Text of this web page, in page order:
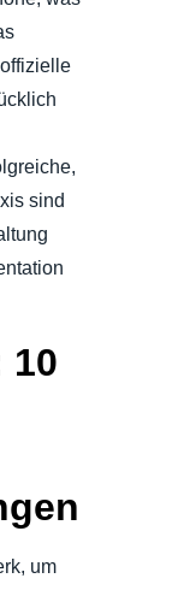
sind
10
um